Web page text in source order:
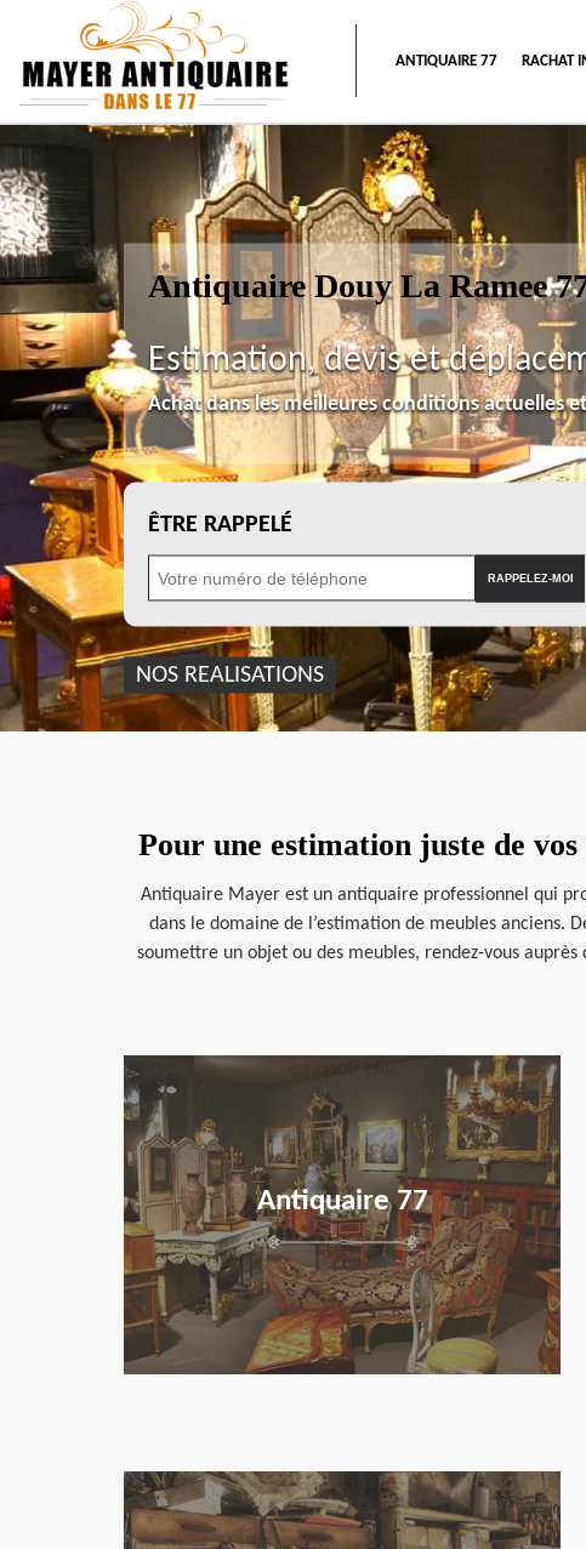
ANTIQUAIRE 77 RACHAT
Antiquaire Douy La Ramee
Estimation, devis et
Achat dans les meilleures conditions actuelles
ÊTRE RAPPELÉ
NOS REALISATIONS
Pour une estimation juste de
Antiquaire Mayer est un antiquaire professionnel qui
dans le domaine de l’estimation de meubles anciens.
soumettre un objet ou des meubles, rendez-vous
Antiquaire 77
en savoir plus